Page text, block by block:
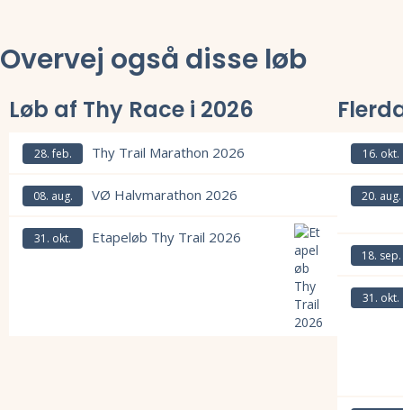
Overvej også disse løb
Løb af Thy Race i 2026
28. feb. Thy Trail Marathon 2026
08. aug. VØ Halvmarathon 2026
Læs mere om VØ Halvmarathon 2026 og se tilmelding,
31. okt. Etapeløb Thy Trail 2026
16. okt.
20. aug.
18. sep.
31. okt.